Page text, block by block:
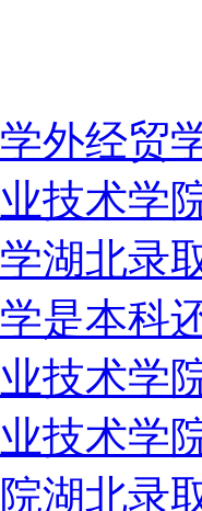
外经贸
技术学
湖北录
是本科
技术学
技术学
湖北录